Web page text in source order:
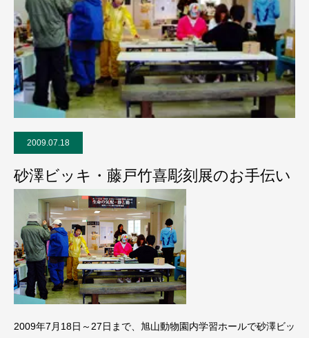
2009.07.18
砂澤ビッキ・藤戸竹喜彫刻展のお手伝い
2009年7月18日～27日まで、旭山動物園内学習ホールで砂澤ビッ